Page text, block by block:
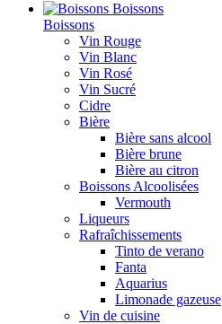
Boissons
Boissons
Vin Rouge
Vin Blanc
Vin Rosé
Vin Sucré
Cidre
Bière
Bière sans alcool
Bière brune
Bière au citron
Boissons Alcoolisées
Vermouth
Liqueurs
Rafraîchissements
Tinto de verano
Fanta
Aquarius
Limonade gazeuse
Vin de cuisine